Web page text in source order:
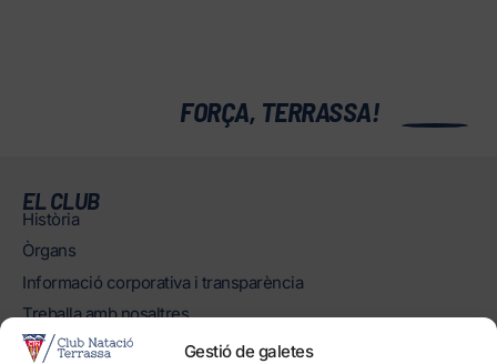
Gestió de galetes
FORÇA, TERRASSA!
EL CLUB
Història
Òrgans
Informació corporativa i transparència
Treballa amb nosaltres
Protecció dels Infants